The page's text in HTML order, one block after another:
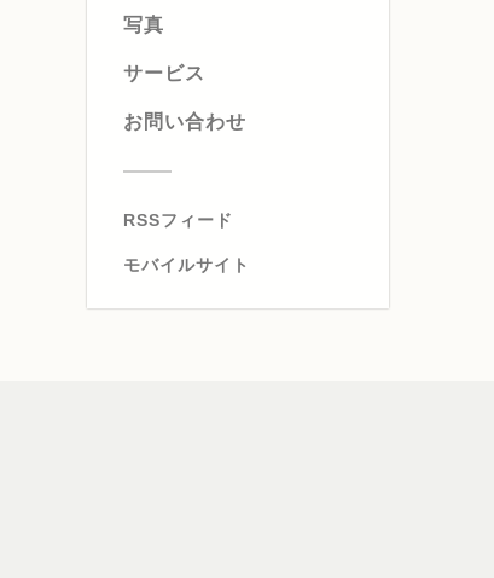
写真
サービス
お問い合わせ
RSSフィード
モバイルサイト